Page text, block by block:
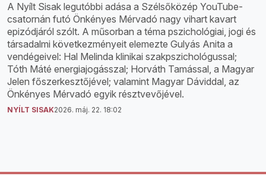
A Nyílt Sisak legutóbbi adása a Szélsőközép YouTube-
csatornán futó Önkényes Mérvadó nagy vihart kavart
epizódjáról szólt. A műsorban a téma pszichológiai, jogi és
társadalmi következményeit elemezte Gulyás Anita a
vendégeivel: Hal Melinda klinikai szakpszichológussal;
Tóth Máté energiajogásszal; Horváth Tamással, a Magyar
Jelen főszerkesztőjével; valamint Magyar Dáviddal, az
Önkényes Mérvadó egyik résztvevőjével.
NYÍLT SISAK2026. máj. 22. 18:02